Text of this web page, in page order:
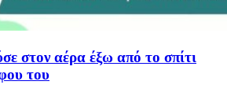
στον αέρα έξω από το σπίτι
του